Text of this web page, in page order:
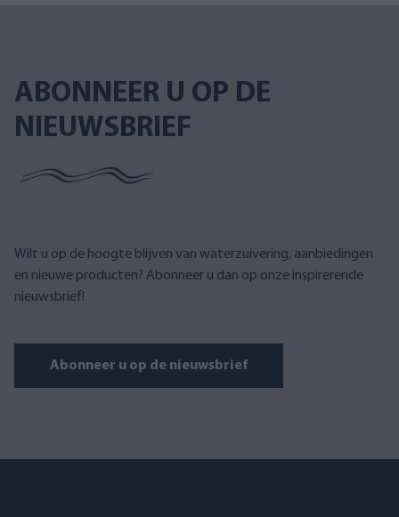
ABONNEER U OP DE
NIEUWSBRIEF
Wilt u op de hoogte blijven van waterzuivering, aanbiedingen
en nieuwe producten? Abonneer u dan op onze inspirerende
nieuwsbrief!
Abonneer u op de nieuwsbrief